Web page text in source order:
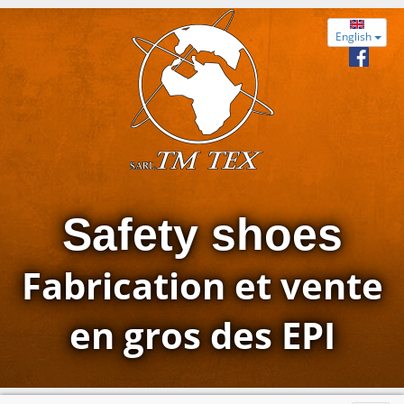
Safety shoes
Fabrication et vente
en gros des EPI
English